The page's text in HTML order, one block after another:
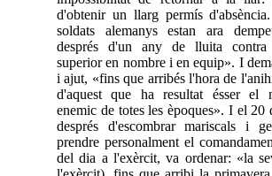
d'obtenir un llarg permís
soldats alemanys estan ara
després d'un any de lluita
superior en nombre i en equip». I
i ajut, «fins que arribés l'hora de
d'aquest que ha resultat ésser el
enemic de totes les èpoques». I el 20
després d'escombrar mariscals i
prendre personalment el
del dia a l'exèrcit, va ordenar: «la